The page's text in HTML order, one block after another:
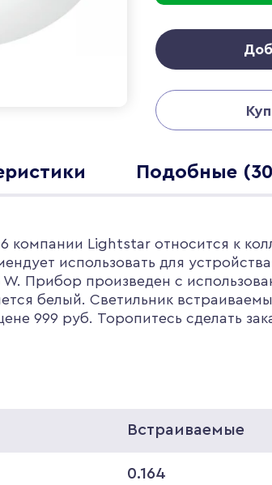
Подобные
компании Lightstar относится к
использовать для
Прибор произведен с
белый. Светильник
999 руб. Торопитесь сделать
Встраиваемые
0.164